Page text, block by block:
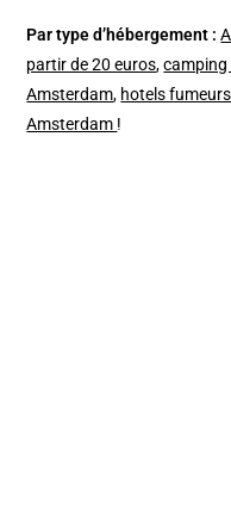
Par type d’hébergement :
partir de 20 euros,
Amsterdam, hotels
Amsterdam !